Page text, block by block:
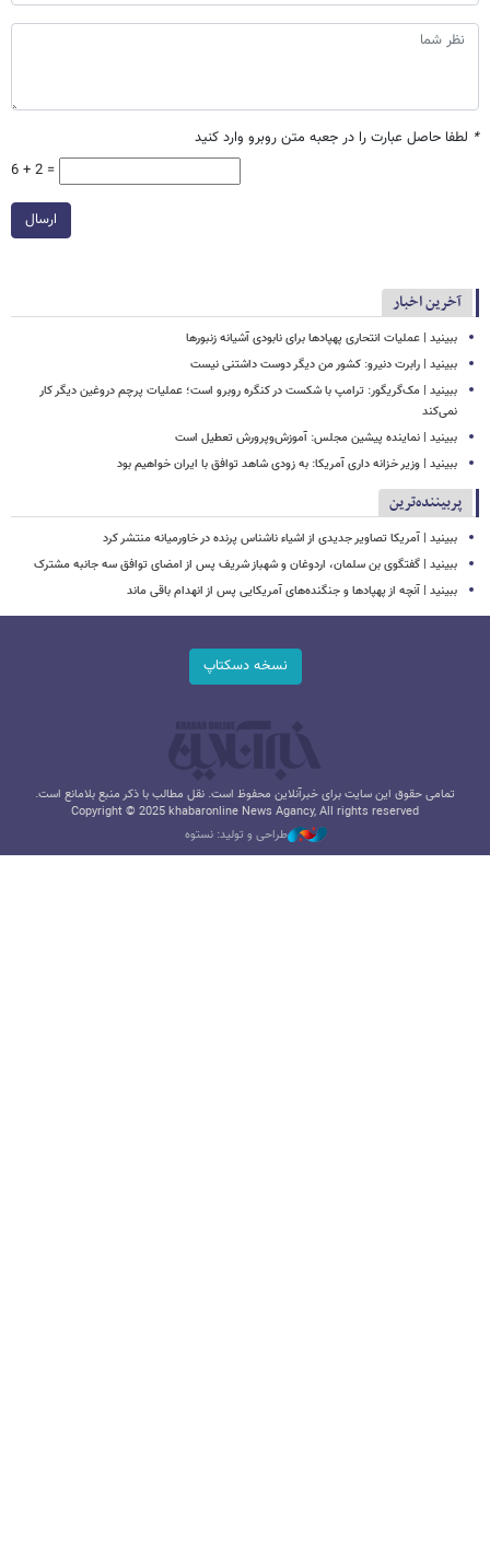
* لطفا حاصل عبارت را در جعبه متن روبرو وارد کنید
6 + 2 =
ارسال
آخرین اخبار
ببینید | عملیات انتحاری پهپادها برای نابودی آشیانه زنبورها
ببینید | رابرت دنیرو: کشور من دیگر دوست داشتنی نیست
ببینید | مک‌گریگور: ترامپ با شکست در کنگره روبرو است؛ عملیات پرچم دروغین دیگر کار
نمی‌کند
ببینید | نماینده پیشین مجلس: آموزش‌وپرورش تعطیل است
ببینید | وزیر خزانه داری آمریکا: به زودی شاهد توافق با ایران خواهیم بود
پربیننده‌ترین
ببینید | آمریکا تصاویر جدیدی از اشیاء ناشناس پرنده در خاورمیانه منتشر کرد
ببینید | گفتگوی بن سلمان، اردوغان و شهباز شریف پس از امضای توافق سه جانبه مشترک
ببینید | آنچه از پهپادها و جنگنده‌های آمریکایی پس از انهدام باقی ماند
نسخه دسکتاپ
تمامی حقوق این سایت برای خبرآنلاین محفوظ است. نقل مطالب با ذکر منبع بلامانع است.
Copyright © 2025 khabaronline News Agancy, All rights reserved
طراحی و تولید: نستوه